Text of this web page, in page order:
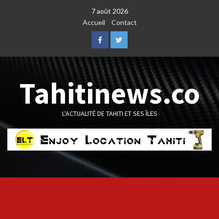
7 août 2026
Accueil
Contact
FacebookTwitter
Tahitinews.co
L'ACTUALITÉ DE TAHITI ET SES ÎLES